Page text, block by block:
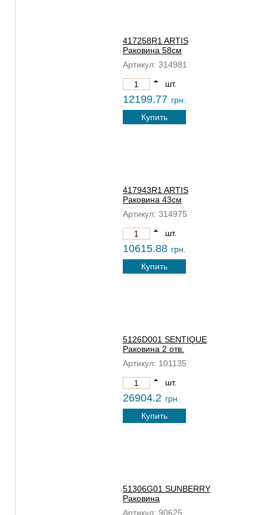
417258R1 ARTIS
Раковина 58см
Артикул: 314981
шт.
12199.77 грн.
Купить
417943R1 ARTIS
Раковина 43см
Артикул: 314975
шт.
10615.88 грн.
Купить
5126D001 SENTIQUE
Раковина 2 отв.
Артикул: 101135
шт.
26904.2 грн.
Купить
51306G01 SUNBERRY
Раковина
Артикул: 90625